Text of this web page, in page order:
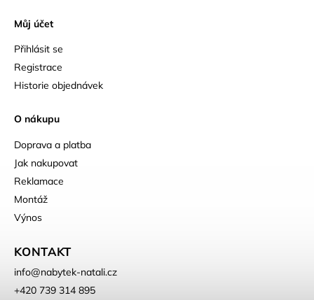
Můj účet
Přihlásit se
Registrace
Historie objednávek
O nákupu
Doprava a platba
Jak nakupovat
Reklamace
Montáž
Výnos
KONTAKT
info@nabytek-natali.cz
+420 739 314 895